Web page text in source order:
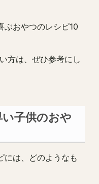
ぶおやつのレシピ10
方は、ぜひ参考にし
い子供のおや
には、どのようなも